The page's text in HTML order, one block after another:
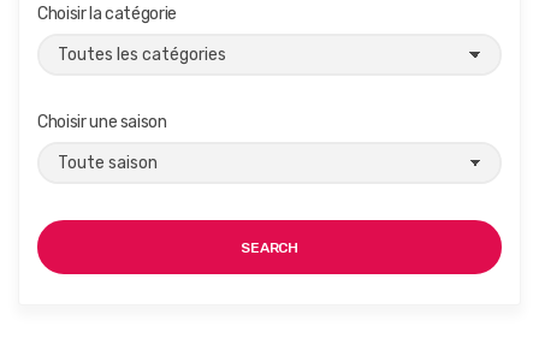
Choisir la catégorie
Choisir une saison
SEARCH